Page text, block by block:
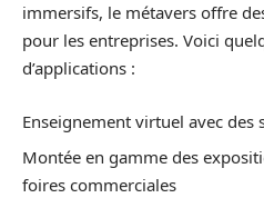
immersifs, le métavers offre
pour les entreprises. Voici
d’applications :
Enseignement virtuel avec des
Montée en gamme des
foires commerciales